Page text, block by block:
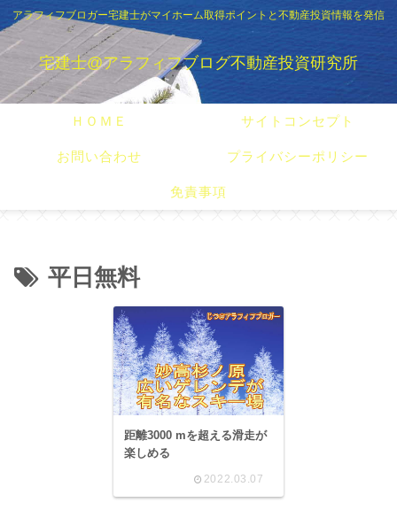
アラフィフブロガー宅建士がマイホーム取得ポイントと不動産投資情報を発信
宅建士@アラフィフブログ不動産投資研究所
ＨＯＭＥ サイトコンセプト
お問い合わせ プライバシーポリシー
免責事項
平日無料
距離3000 mを超える滑走が
楽しめる
2022.03.07